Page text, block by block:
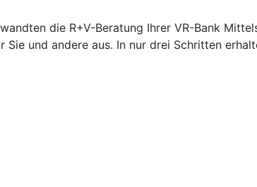
die R+V-Beratung Ihrer VR-Bank
und andere aus. In nur drei Schritten